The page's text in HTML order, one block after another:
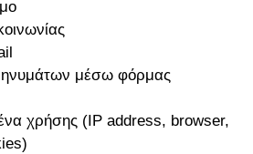
μέσω φόρμας
χρήσης (IP address, browser,